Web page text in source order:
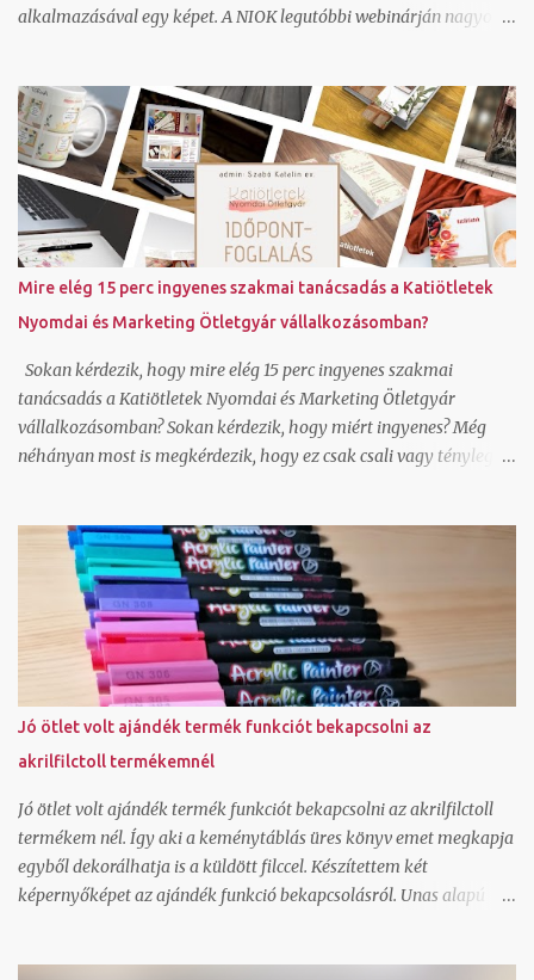
alkalmazásával egy képet. A NIOK legutóbbi webinárján nagyon
aminek a borítóját akril filctollal éppen most dekorálja egy néni. 4
kis pingvint rajzol rá. A néni rövid barna hajú, szemüveges, 50 éves
és oldalról látszik. Az íróasztal egy ablak előtt áll, az ablakból egy
virágos kertre lehet látni és a háttérben hófödte hegycsúcsokra.
Ha jól megnézzük hellyel-közzel azt csináltam amit kértem.
Annak nem néztem még utána, hogy az így generált képeket
hogyan lehet felhasználni, milyen szerzői jogok vonatkoznak rá
és lehet-e jobb felbontásban is generálni a canvavan, de úgy
látom, hogy ha nincs valakinek saját fotója, amit megjelenítsen,
bátran használhat ilyen alkalmazást is. Hogy...
Mire elég 15 perc ingyenes szakmai tanácsadás a Katiötletek
Nyomdai és Marketing Ötletgyár vállalkozásomban?
Sokan kérdezik, hogy mire elég 15 perc ingyenes szakmai
tanácsadás a Katiötletek Nyomdai és Marketing Ötletgyár
vállalkozásomban? Sokan kérdezik, hogy miért ingyenes? Még
néhányan most is megkérdezik, hogy ez csak csali vagy tényleg
tesztelni olvasói szemmel egy-egy online felületedet és tudok
javaslatot tenni, hogy mit módosítsd ahhoz, hogy hatékonyabban
működjön canva képszerkesztő program alap használatát meg
tudjuk nézni és rájössz ezután hogy jé, ez tényleg ilyen egyszerű
általad használt grafikai programban tudlak segíteni, hogy ments
olyan pdf-et, ami a nyomdai céloknak megfelel wordpress és unas
weboldal és webáruház technikai kérdését tudom megválaszolni
ha még csak most tervezel vállalkozást indítani, át tudjuk beszélni
a szempontokat, amit érdemes mérlegelned ha egyedi
ajándékötletet keresel, el tudlak halmozni és jó párral ennyi idő
alatt meg tud...
Jó ötlet volt ajándék termék funkciót bekapcsolni az
akrilfilctoll termékemnél
Jó ötlet volt ajándék termék funkciót bekapcsolni az akrilfilctoll
termékem nél. Így aki a keménytáblás üres könyv emet megkapja
egyből dekorálhatja is a küldött filccel. Készítettem két
képernyőképet az ajándék funkció bekapcsolásról. Unas alapú